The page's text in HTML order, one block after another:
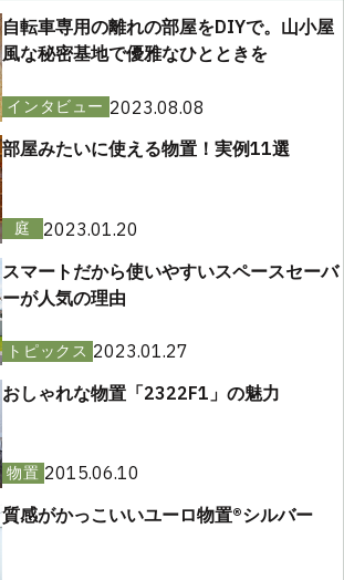
自転車専用の離れの部屋をDIYで。山小屋
風な秘密基地で優雅なひとときを
インタビュー 2023.08.08
部屋みたいに使える物置！実例11選
庭
2023.01.20
スマートだから使いやすいスペースセーバ
ーが人気の理由
トピックス 2023.01.27
おしゃれな物置「2322F1」の魅力
物置 2015.06.10
質感がかっこいいユーロ物置®︎シルバー